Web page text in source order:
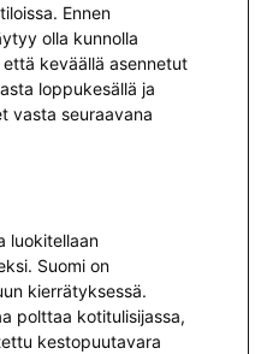
Ennen
olla kunnolla
keväällä asennetut
loppukesällä ja
vasta seuraavana
luokitellaan
Suomi on
kierrätyksessä.
polttaa kotitulisijassa,
kestopuutavara